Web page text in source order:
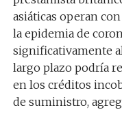
asiáticas operan
la epidemia de
significativamente
largo plazo podría
en los créditos
de suministro,